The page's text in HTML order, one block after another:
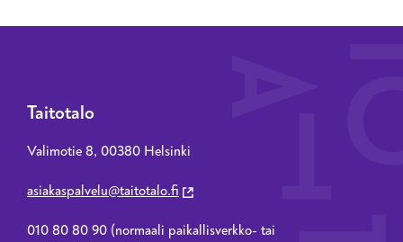
Taitotalo
Valimotie 8, 00380 Helsinki
asiakaspalvelu@taitotalo.fi
010 80 80 90 (normaali paikallisverkko- tai